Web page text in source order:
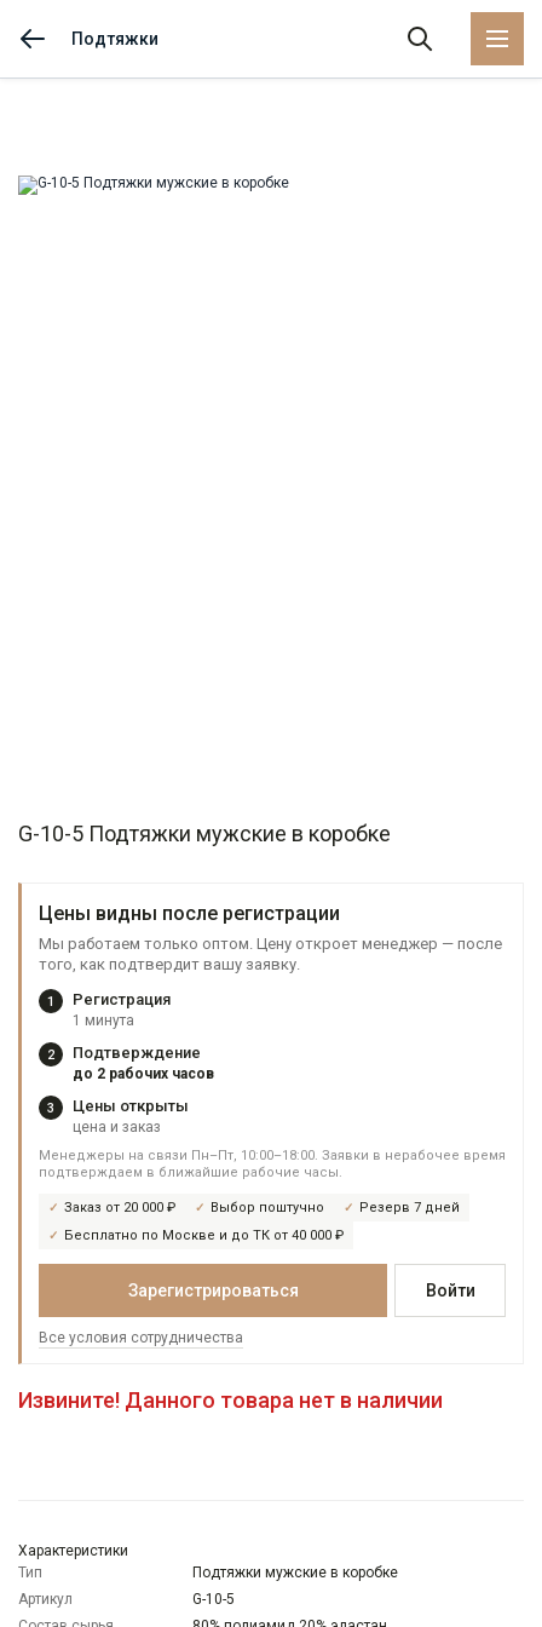
Подтяжки
G-10-5 Подтяжки мужские в коробке
Цены видны после регистрации
Мы работаем только оптом. Цену откроет менеджер — после
того, как подтвердит вашу заявку.
1 Регистрация
1 минута
2 Подтверждение
до 2 рабочих часов
3 Цены открыты
цена и заказ
Менеджеры на связи Пн–Пт, 10:00–18:00. Заявки в нерабочее время
подтверждаем в ближайшие рабочие часы.
Заказ от 20 000 ₽ Выбор поштучно
Резерв 7 дней
Бесплатно по Москве и до ТК от 40 000 ₽
Зарегистрироваться Войти
Все условия сотрудничества
Извините! Данного товара нет в наличии
Характеристики
Тип
Подтяжки мужские в коробке
Артикул
G-10-5